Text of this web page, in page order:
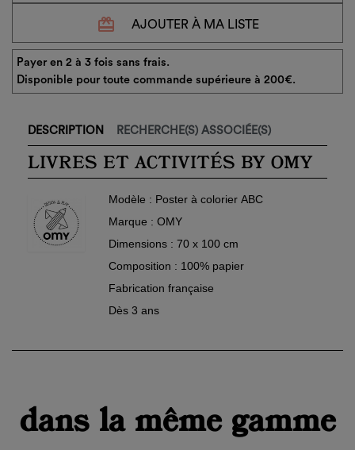
Ajouter à ma liste d'envies ×
add_circle_outline Créer
une
nouvelle
×
Annuler
Créer une liste d'envies
Vous devez être connecté pour ajouter des produits à
votre liste d'envies.
Connexion
redeem AJOUTER À MA LISTE
Payer en 2 à 3 fois sans frais.
Disponible pour toute commande supérieure à 200€.
DESCRIPTION RECHERCHE(S) ASSOCIÉE(S)
LIVRES ET ACTIVITÉS BY OMY
Modèle : Poster à colorier ABC
Marque : OMY
Dimensions : 70 x 100 cm
Composition : 100% papier
Fabrication française
Dès 3 ans
dans la même gamme